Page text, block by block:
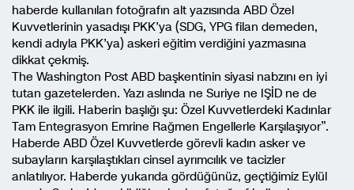
haberde kullanılan fotoğrafın alt yazısında ABD Özel
Kuvvetlerinin yasadışı PKK’ya (SDG, YPG filan demeden,
kendi adıyla PKK’ya) askeri eğitim verdiğini yazmasına
dikkat çekmiş.
The Washington Post ABD başkentinin siyasi nabzını en iyi
tutan gazetelerden. Yazı aslında ne Suriye ne IŞİD ne de
PKK ile ilgili. Haberin başlığı şu: Özel Kuvvetlerdeki Kadınlar
Tam Entegrasyon Emrine Rağmen Engellerle Karşılaşıyor”.
Haberde ABD Özel Kuvvetlerde görevli kadın asker ve
subayların karşılaştıkları cinsel ayrımcılık ve tacizler
anlatılıyor. Haberde yukarıda gördüğünüz, geçtiğimiz Eylül